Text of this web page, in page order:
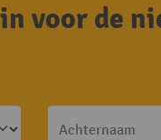
voor de
Achternaam